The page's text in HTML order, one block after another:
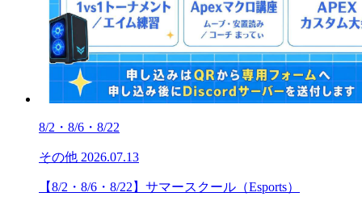
8/2・8/6・8/22
その他 2026.07.13
【8/2・8/6・8/22】サマースクール（Esports）